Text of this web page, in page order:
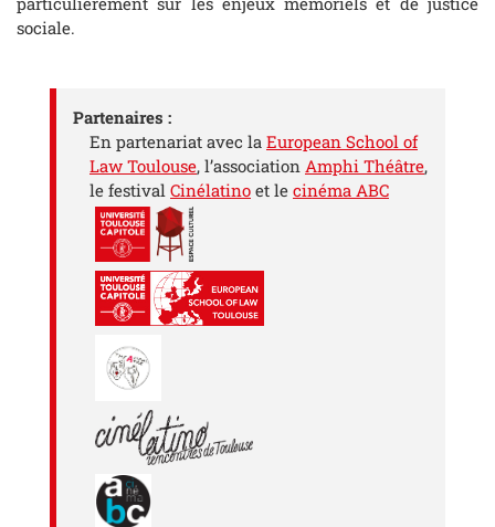
sociale.
Partenaires :
En partenariat avec la European School of
Law Toulouse, l’association Amphi Théâtre,
le festival Cinélatino et le cinéma ABC